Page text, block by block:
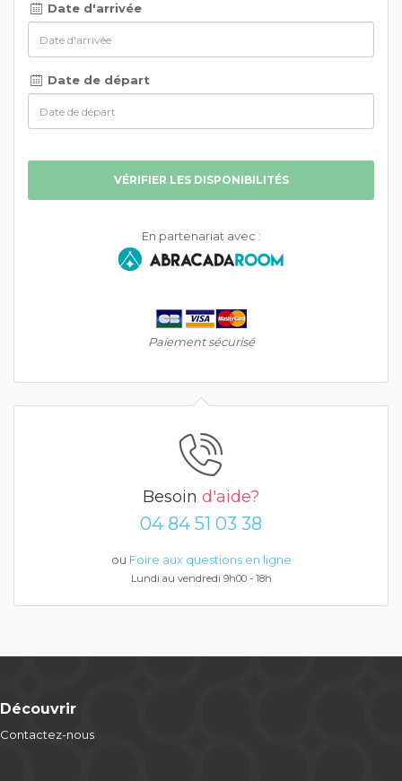
Date d'arrivée
Date de départ
VÉRIFIER LES DISPONIBILITÉS
En partenariat avec :
Paiement sécurisé
Besoin d'aide?
04 84 51 03 38
ou Foire aux questions en ligne
Lundi au vendredi 9h00 - 18h
Découvrir
Contactez-nous